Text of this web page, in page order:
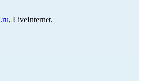
, LiveInternet.